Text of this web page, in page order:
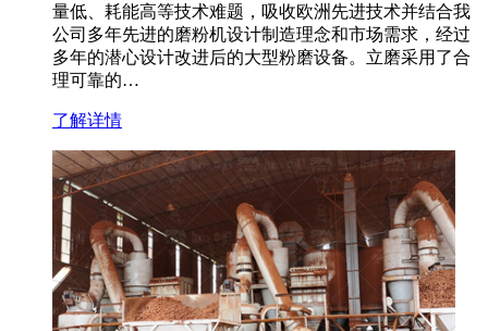
量低、耗能高等技术难题，吸收欧洲先进技术并结合我
公司多年先进的磨粉机设计制造理念和市场需求，经过
多年的潜心设计改进后的大型粉磨设备。立磨采用了合
理可靠的…
了解详情